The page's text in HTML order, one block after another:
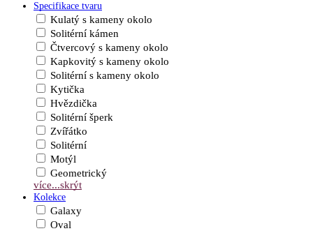
Specifikace tvaru
Kulatý s kameny okolo
Solitérní kámen
Čtvercový s kameny okolo
Kapkovitý s kameny okolo
Solitérní s kameny okolo
Kytička
Hvězdička
Solitérní šperk
Zvířátko
Solitérní
Motýl
Geometrický
více...skrýt
Kolekce
Galaxy
Oval